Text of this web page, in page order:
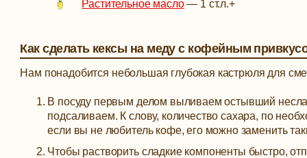
Растительное масло— 1 ст.л.+
Как сделать кексы на меду с кофейным
Нам понадобится небольшая глубокая кастрюля для
В посуду первым делом выливаем остывший
подсаливаем. К слову, количество сахара, по
если вы не любитель кофе, его можно заменить
Чтобы растворить сладкие компоненты быстро,